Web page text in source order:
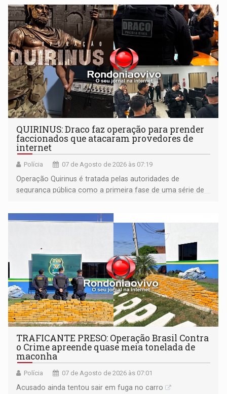
QUIRINUS: Draco faz operação para prender
faccionados que atacaram provedores de
internet
Polícia 07 de Agosto de 2026 às 07:19
Operação Quirinus é tratada pelas autoridades de
segurança pública como a primeira fase de uma série de
TRAFICANTE PRESO: Operação Brasil Contra
o Crime apreende quase meia tonelada de
maconha
Polícia 07 de Agosto de 2026 às 07:01
Acusado ainda tentou sair em fuga no carro